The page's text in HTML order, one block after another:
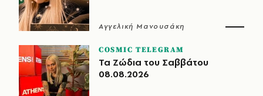
Αγγελική Μανουσάκη
COSMIC TELEGRAM
Τα Ζώδια του Σαββάτου
08.08.2026